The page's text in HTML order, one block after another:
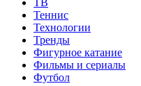
Теннис
Технологии
Тренды
Фигурное катание
Фильмы и сериалы
Футбол